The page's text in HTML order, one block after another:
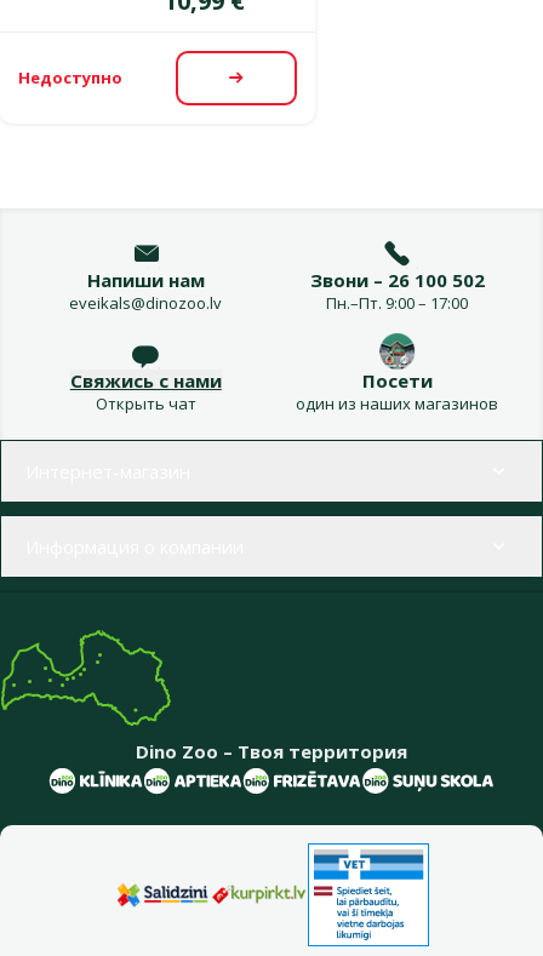
Недоступно Посмотреть
Напиши нам
eveikals@dinozoo.lv
Звони – 26 100 502
Пн.–Пт. 9:00 – 17:00
Свяжись с нами
Открыть чат
Посети
один из наших магазинов
Dino Zoo – Твоя территория